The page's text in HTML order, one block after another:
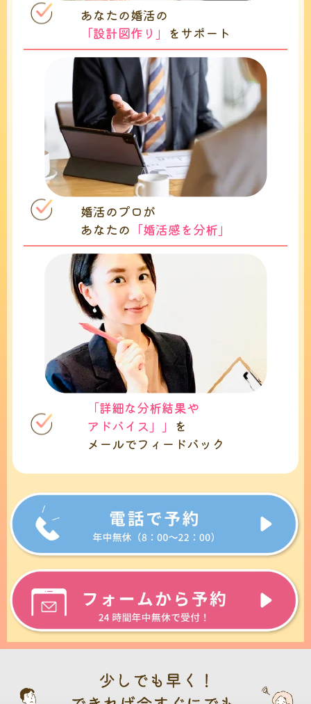
あなたの婚活の
「設計図作り」 をサポート
婚活のプロが
あなたの 「婚活感を分析」
「詳細な分析結果や
アドバイス」」 を
メールでフィードバック